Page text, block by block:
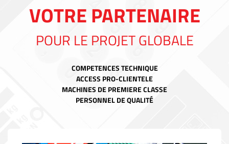
VOTRE PARTENAIRE
POUR LE PROJET GLOBALE
COMPETENCES TECHNIQUE
ACCESS PRO-CLIENTELE
MACHINES DE PREMIERE CLASSE
PERSONNEL DE QUALITÉ